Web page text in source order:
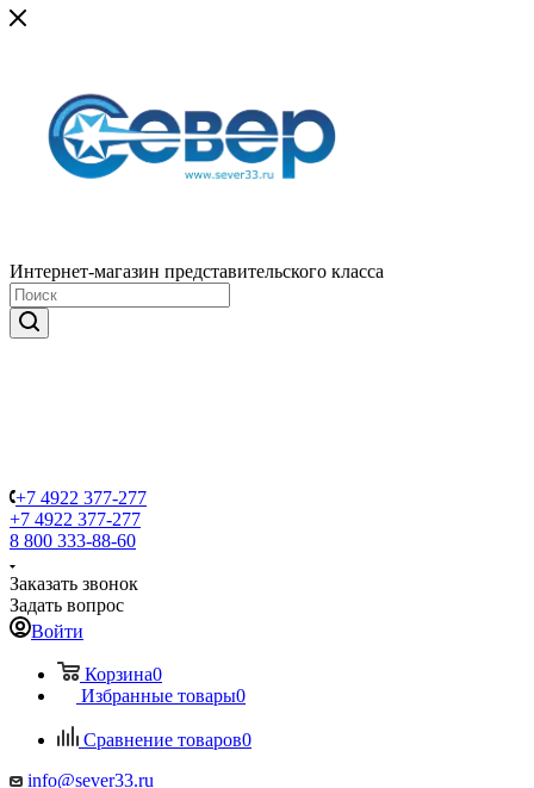
Интернет-магазин представительского класса
+7 4922 377-277
+7 4922 377-277
8 800 333-88-60
Заказать звонок
Задать вопрос
Войти
Корзина0
Избранные товары0
Сравнение товаров0
info@sever33.ru